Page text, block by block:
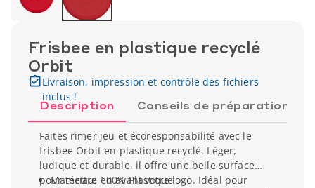
Frisbee en plastique recyclé
Orbit
Livraison, impression et contrôle des fichiers
inclus !
Description Conseils de préparation
Faites rimer jeu et écoresponsabilité avec le
frisbee Orbit en plastique recyclé. Léger,
ludique et durable, il offre une belle surface
pour mettre en avant votre logo. Idéal pour
Matériau: 100% Plastique